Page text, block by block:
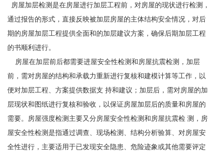
房屋加层检测是在房屋进行加层工程前，对房屋的现状进行检测，
通过报告的形式，直接反映被加层房屋的主体结构安全情况，对后
期的房屋加层工程提供全面和的加层建议方案，确保后期加层工程
的书顺利进行。
房屋在加层前后都需要进屋安全性检测和房屋抗震检测，加层
前，需对房屋的结构和承载力重新进行复核和建模计算等工作，以
便对加层工程、方案提供数据支 持和建议；加层后，需对房屋的加
层现状和图纸进行复核和验收，以保证房屋加层后的质量和房屋的
需要。房屋强度检测主要又分房屋安全性检测和房屋抗震检 测，房
屋安全性检测是指通过调查、现场检测、结构分析验算、对房屋安
全性进行，主要适用于已发现安全隐患、危险迹象或其他需要评定